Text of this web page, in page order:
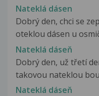
Nateklá dásen
Dobrý den, chci se
oteklou dásen u
Nateklá dáseň
Dobrý den, už třetí
takovou nateklou
Nateklá dáseň